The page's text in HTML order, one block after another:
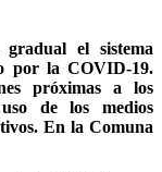
el sistema
por la COVID-19.
próximas a los
de los medios
En la Comuna